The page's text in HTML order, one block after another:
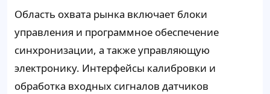
Область охвата рынка включает блоки
управления и программное обеспечение
синхронизации, а также управляющую
электронику. Интерфейсы калибровки и
обработка входных сигналов датчиков